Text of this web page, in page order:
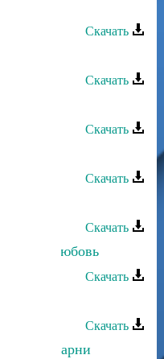
Скачать
быть
Скачать
Скачать
Скачать
Скачать
любовь
Скачать
Скачать
парни